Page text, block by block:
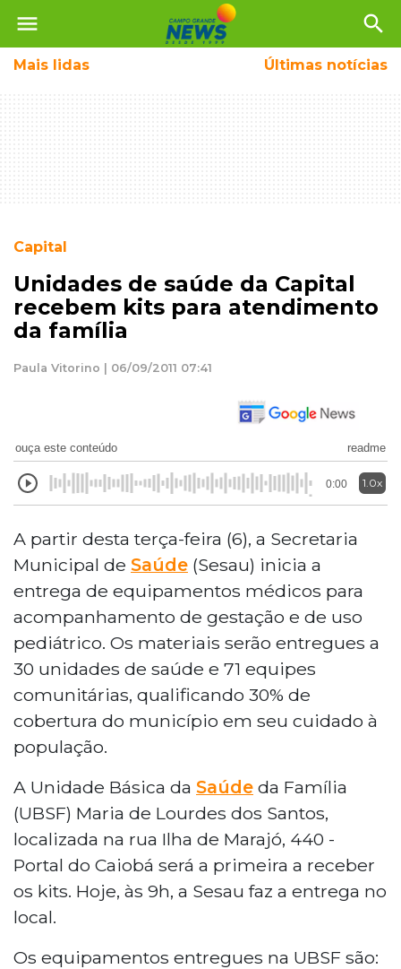
menu search
Mais lidas Últimas notícias
Capital
Unidades de saúde da Capital
recebem kits para atendimento
da família
Paula Vitorino | 06/09/2011 07:41
ouça este conteúdo readme
0:00 1.0x
A partir desta terça-feira (6), a Secretaria
Municipal de Saúde (Sesau) inicia a
entrega de equipamentos médicos para
acompanhamento de gestação e de uso
pediátrico. Os materiais serão entregues a
30 unidades de saúde e 71 equipes
comunitárias, qualificando 30% de
cobertura do município em seu cuidado à
população.
A Unidade Básica da Saúde da Família
(UBSF) Maria de Lourdes dos Santos,
localizada na rua Ilha de Marajó, 440 -
Portal do Caiobá será a primeira a receber
os kits. Hoje, às 9h, a Sesau faz a entrega no
local.
Os equipamentos entregues na UBSF são: